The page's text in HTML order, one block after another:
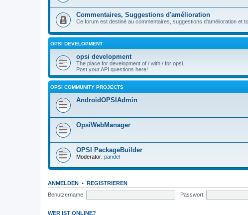
Commentaires, Suggestions d'amélioration
Ce forum est destiné au commentaires, suggestions d'amélioration et
OPSI DEVELOPMENT
opsi development
The place for development of / with / for opsi.
Post your API questions here!
OPSI COMMUNITY PROJECTS
AndroidOPSIAdmin
OpsiWebManager
OPSI PackageBuilder
Moderator: pandel
ANMELDEN • REGISTRIEREN
Benutzername:
Passwort:
WER IST ONLINE?